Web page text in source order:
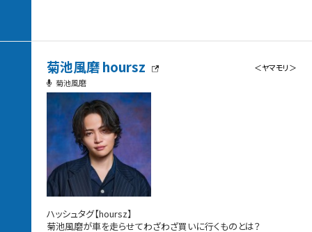
菊池風磨 hoursz
＜ヤマモリ＞
菊池風磨
ハッシュタグ【hoursz】
菊池風磨が車を走らせてわざわざ買いに行くものとは？